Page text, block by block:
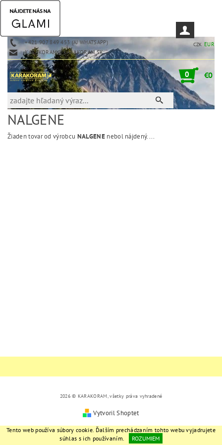
+421 907 849 453 (AJ WHATSAPP)
KARAKORAM@KARAKORAM.SK
CZK EUR
0 €0
NALGENE
Žiaden tovar od výrobcu NALGENEnebol nájdený....
2026 © KARAKORAM, všetky práva vyhradené
Vytvoril Shoptet
Tento web používa súbory cookie. Ďalším prechádzaním tohto webu vyjadrujete
súhlas s ich používaním.
ROZUMIEM